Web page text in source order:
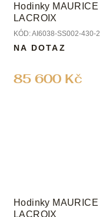
Hodinky MAURICE
LACROIX
KÓD:AI6038-SS002-430-2
85 600 Kč
NA DOTAZ
Hodinky MAURICE
LACROIX